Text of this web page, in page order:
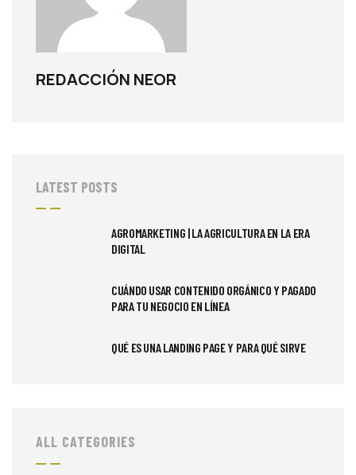
REDACCIÓN NEOR
LATEST POSTS
AGROMARKETING | LA AGRICULTURA EN LA ERA
DIGITAL
CUÁNDO USAR CONTENIDO ORGÁNICO Y PAGADO
PARA TU NEGOCIO EN LÍNEA
QUÉ ES UNA LANDING PAGE Y PARA QUÉ SIRVE
ALL CATEGORIES